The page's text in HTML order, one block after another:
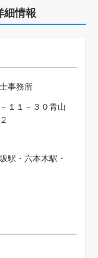
細情報
事務所
１１－３０青山
駅・六本木駅・